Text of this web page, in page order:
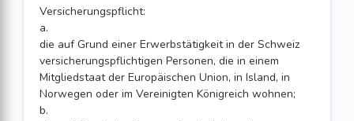
Versicherungspflicht:
a.
die auf Grund einer Erwerbstätigkeit in der Schweiz
versicherungspflichtigen Personen, die in einem
Mitgliedstaat der Europäischen Union, in Island, in
Norwegen oder im Vereinigten Königreich wohnen;
b.